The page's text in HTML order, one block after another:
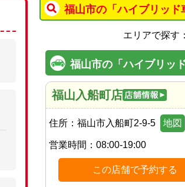
福山市の「ハイブリッ
エリアで探す：
福山市の「ハイブリッ
福山入船町店
住所： 福山市入船町2-9-5 地図
営業時間： 08:00-19:00
この店舗で予約する